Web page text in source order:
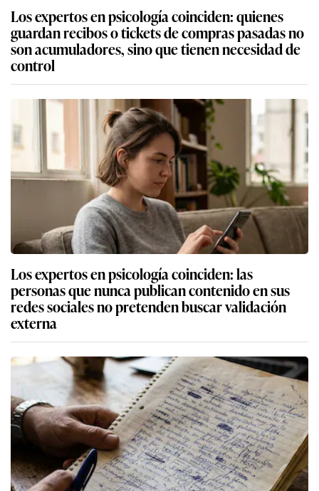
Los expertos en psicología coinciden: quienes
guardan recibos o tickets de compras pasadas no
son acumuladores, sino que tienen necesidad de
control
Los expertos en psicología coinciden: las
personas que nunca publican contenido en sus
redes sociales no pretenden buscar validación
externa